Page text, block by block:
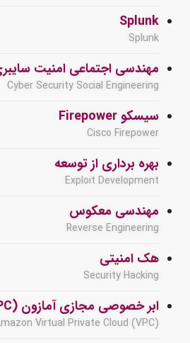
Splunk
Splunk
مهندسی اجتماعی امنیت سایبری
Cyber Security Social Engineering
سیسکو Firepower
Cisco Firepower
بهره برداری از توسعه
Exploit Development
مهندسی معکوس
Reverse Engineering
هک امنیتی
Security Hacking
ابر خصوصی مجازی آمازون (VPC)
Amazon Virtual Private Cloud (VPC)